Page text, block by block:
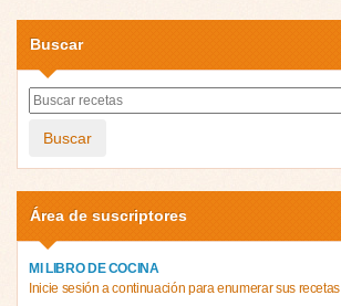
Buscar
Buscar
Área de suscriptores
MI LIBRO DE COCINA
Inicie sesión a continuación para enumerar sus recetas